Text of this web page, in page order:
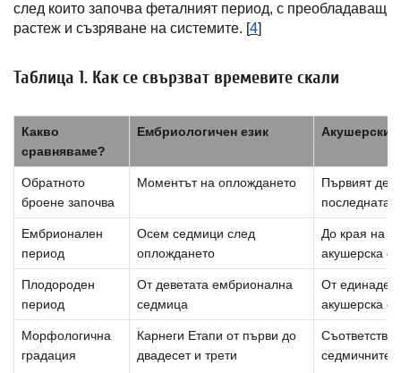
след които започва феталният период, с преобладаващ
растеж и съзряване на системите. [4]
Таблица 1. Как се свързват времевите скали
Какво
сравняваме?
Ембриологичен език Акушерски
Обратното
броене започва
Моментът на оплождането
Първият ден
последната
Ембрионален
период
Осем седмици след
оплождането
До края на
акушерска
Плодороден
период
От деветата ембрионална
седмица
От
акушерска
Морфологична
градация
Карнеги Етапи от първи до
двадесет и трети
Съответства
седмичните